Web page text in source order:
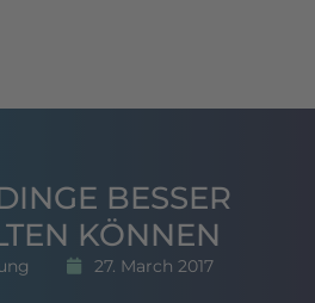
BESSER
KÖNNEN
27. March 2017